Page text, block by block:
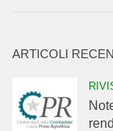
ARTICOLI